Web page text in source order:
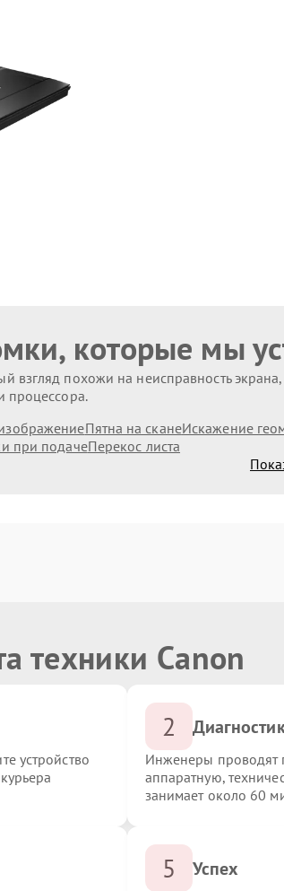
которые мы
взгляд похожи на неисправность
процессора.
Пятна на сканеИскажение
при подачеПерекос листа
техники Canon
устройство
2
Инженеры проводят
аппаратную,
занимает около 60
5 Успех